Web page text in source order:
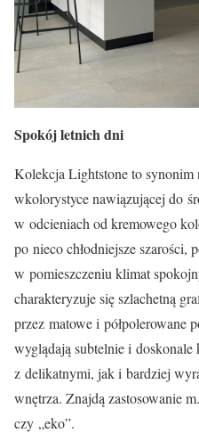
Spokój letnich dni
Kolekcja Lightstone to synonim
wkolorystyce nawiązującej do
w odcieniach od kremowego
po nieco chłodniejsze szarości,
w pomieszczeniu klimat
charakteryzuje się szlachetną
przez matowe i półpolerowane
wyglądają subtelnie i
z delikatnymi, jak i bardziej
wnętrza. Znajdą zastosowanie
czy „eko”.